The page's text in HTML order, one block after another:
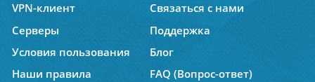
VPN-клиент
Связаться с нами
Серверы
Поддержка
Условия пользования
Блог
Наши правила
FAQ (Вопрос-ответ)